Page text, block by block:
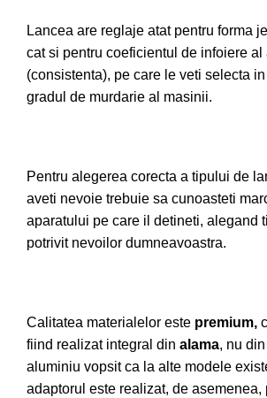
Lancea are reglaje atat pentru forma
cat si pentru coeficientul de infoiere al
(consistenta), pe care le veti selecta
gradul de murdarie al masinii.
Pentru alegerea corecta a tipului de
aveti nevoie trebuie sa cunoasteti
aparatului pe care il detineti, alegand
potrivit nevoilor dumneavoastra.
Calitatea materialelor este premium,
fiind realizat integral din alama, nu
aluminiu vopsit ca la alte modele
adaptorul este realizat, de asemenea,